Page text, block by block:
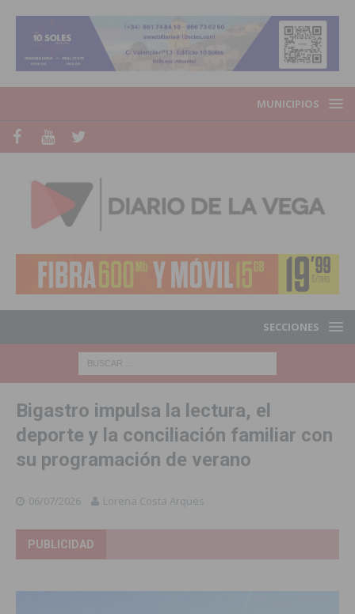
MUNICIPIOS
SECCIONES
Bigastro impulsa la lectura, el
deporte y la conciliación familiar con
su programación de verano
06/07/2026 Lorena Costa Arques
PUBLICIDAD